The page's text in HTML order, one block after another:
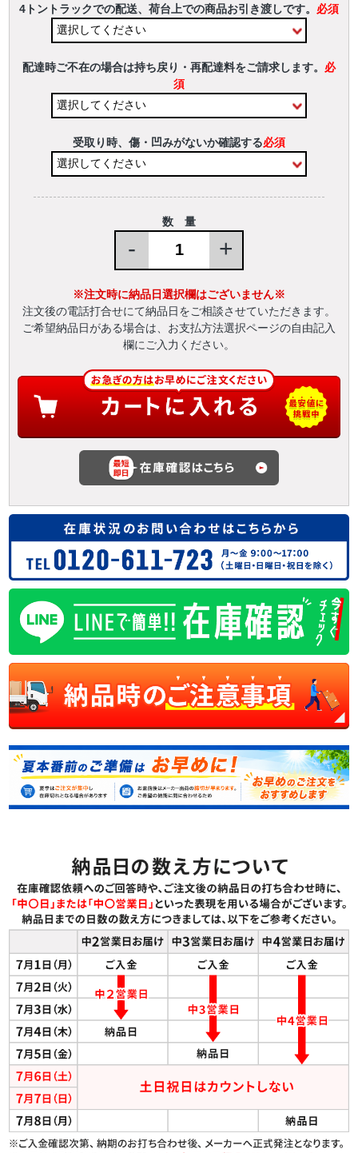
4トントラックでの配送、荷台上での商品お引き渡しです。 必須
配達時ご不在の場合は持ち戻り・再配達料をご請求します。 必
須
受取り時、傷・凹みがないか確認する必須
数 量
- +
※注文時に納品日選択欄はございません※
注文後の電話打合せにて納品日をご相談させていただきます。
ご希望納品日がある場合は、お支払方法選択ページの自由記入
欄にご入力ください。